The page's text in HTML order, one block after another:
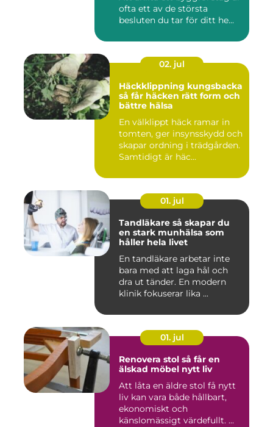
ofta ett av de största
besluten du tar för ditt he...
02. jul
Häckklippning kungsbacka
så får häcken rätt form och
bättre hälsa
En välklippt häck ramar in
tomten, ger insynsskydd och
skapar ordning i trädgården.
Samtidigt är häc...
01. jul
Tandläkare så skapar du
en stark munhälsa som
håller hela livet
En tandläkare arbetar inte
bara med att laga hål och
dra ut tänder. En modern
klinik fokuserar lika ...
01. jul
Renovera stol så får en
älskad möbel nytt liv
Att låta en äldre stol få nytt
liv kan vara både hållbart,
ekonomiskt och
känslomässigt värdefullt. ...